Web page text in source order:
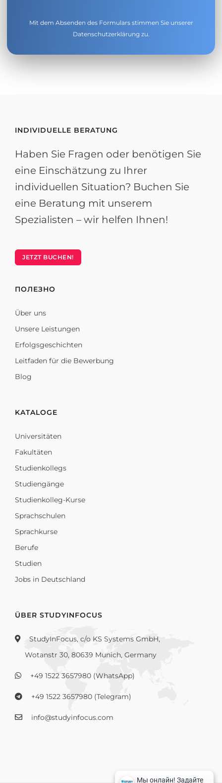
Mit dem Absenden des Formulars stimmen Sie unserer
Datenschutzerklärung zu.
INDIVIDUELLE BERATUNG
Haben Sie Fragen oder benötigen Sie
eine Einschätzung zu Ihrer
individuellen Situation? Buchen Sie
eine Beratung mit unserem
Spezialisten – wir helfen Ihnen!
JETZT BUCHEN!
ПОЛЕЗНО
Über uns
Unsere Leistungen
Erfolgsgeschichten
Leitfaden für die Bewerbung
Blog
KATALOGE
Universitäten
Fakultäten
Studienkollegs
Studiengänge
Studienkolleg-Kurse
Sprachschulen
Sprachkurse
Berufe
Studien
Jobs in Deutschland
ÜBER STUDYINFOCUS
StudyInFocus, c/o KS Systems GmbH,
Wotanstr 30, 80639 Munich, Germany
+49 1522 3657980 (WhatsApp)
+49 1522 3657980 (Telegram)
info@studyinfocus.com